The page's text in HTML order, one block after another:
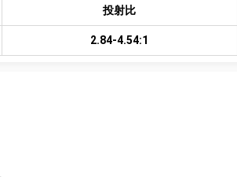
投射比
2.84-4.54:1